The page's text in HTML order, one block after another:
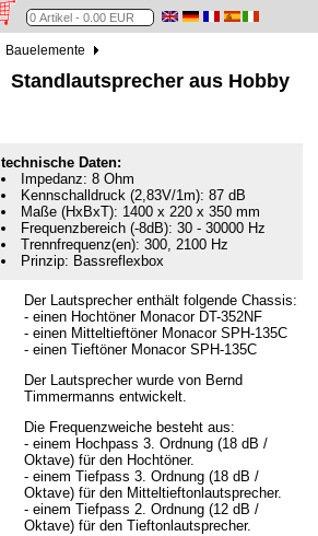
Bauelemente
Standlautsprecher aus Hobby
technische Daten:
Impedanz: 8 Ohm
Kennschalldruck (2,83V/1m): 87 dB
Maße (HxBxT): 1400 x 220 x 350 mm
Frequenzbereich (-8dB): 30 - 30000 Hz
Trennfrequenz(en): 300, 2100 Hz
Prinzip: Bassreflexbox
Der Lautsprecher enthält folgende Chassis:
- einen Hochtöner Monacor DT-352NF
- einen Mitteltieftöner Monacor SPH-135C
- einen Tieftöner Monacor SPH-135C
Der Lautsprecher wurde von Bernd
Timmermanns entwickelt.
Die Frequenzweiche besteht aus:
- einem Hochpass 3. Ordnung (18 dB /
Oktave) für den Hochtöner.
- einem Tiefpass 3. Ordnung (18 dB /
Oktave) für den Mitteltieftonlautsprecher.
- einem Tiefpass 2. Ordnung (12 dB /
Oktave) für den Tieftonlautsprecher.